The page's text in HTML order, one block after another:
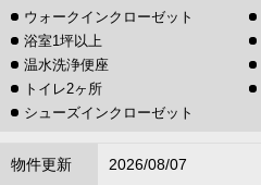
ウォークインクローゼット
浴室1坪以上
温水洗浄便座
トイレ2ヶ所
シューズインクローゼット
物件更新 2026/08/07